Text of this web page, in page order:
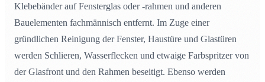
Klebebänder auf Fensterglas oder -rahmen und anderen
Bauelementen fachmännisch entfernt. Im Zuge einer
gründlichen Reinigung der Fenster, Haustüre und Glastüren
werden Schlieren, Wasserflecken und etwaige Farbspritzer von
der Glasfront und den Rahmen beseitigt. Ebenso werden